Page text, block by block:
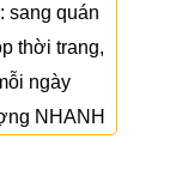
sang quán
thời trang,
ngày
NHANH